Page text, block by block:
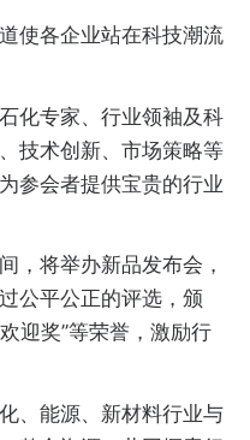
使各企业站在科技潮流
化专家、行业领袖及科
技术创新、市场策略等
参会者提供宝贵的行业
，将举办新品发布会，
公平公正的评选，颁
迎奖”等荣誉，激励行
、能源、新材料行业与